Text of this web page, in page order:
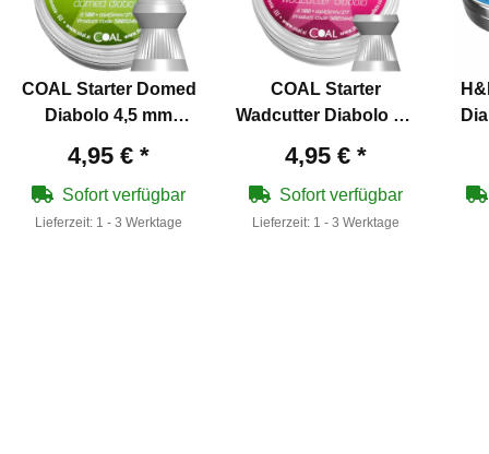
COAL Starter Domed
Diabolo 4,5 mm
4,95 € *
Sofort verfügbar
Lieferzeit: 1 - 3 Werktage
COAL Starter
Wadcutter Diabolo 4,5
4,95 € *
Sofort verfügbar
Lieferzeit: 1 - 3 Werktage